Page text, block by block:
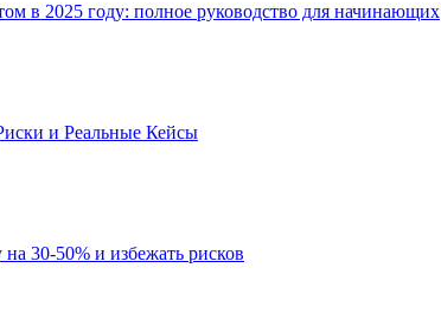
в 2025 году: полное руководство для начинающих
и Реальные Кейсы
30-50% и избежать рисков